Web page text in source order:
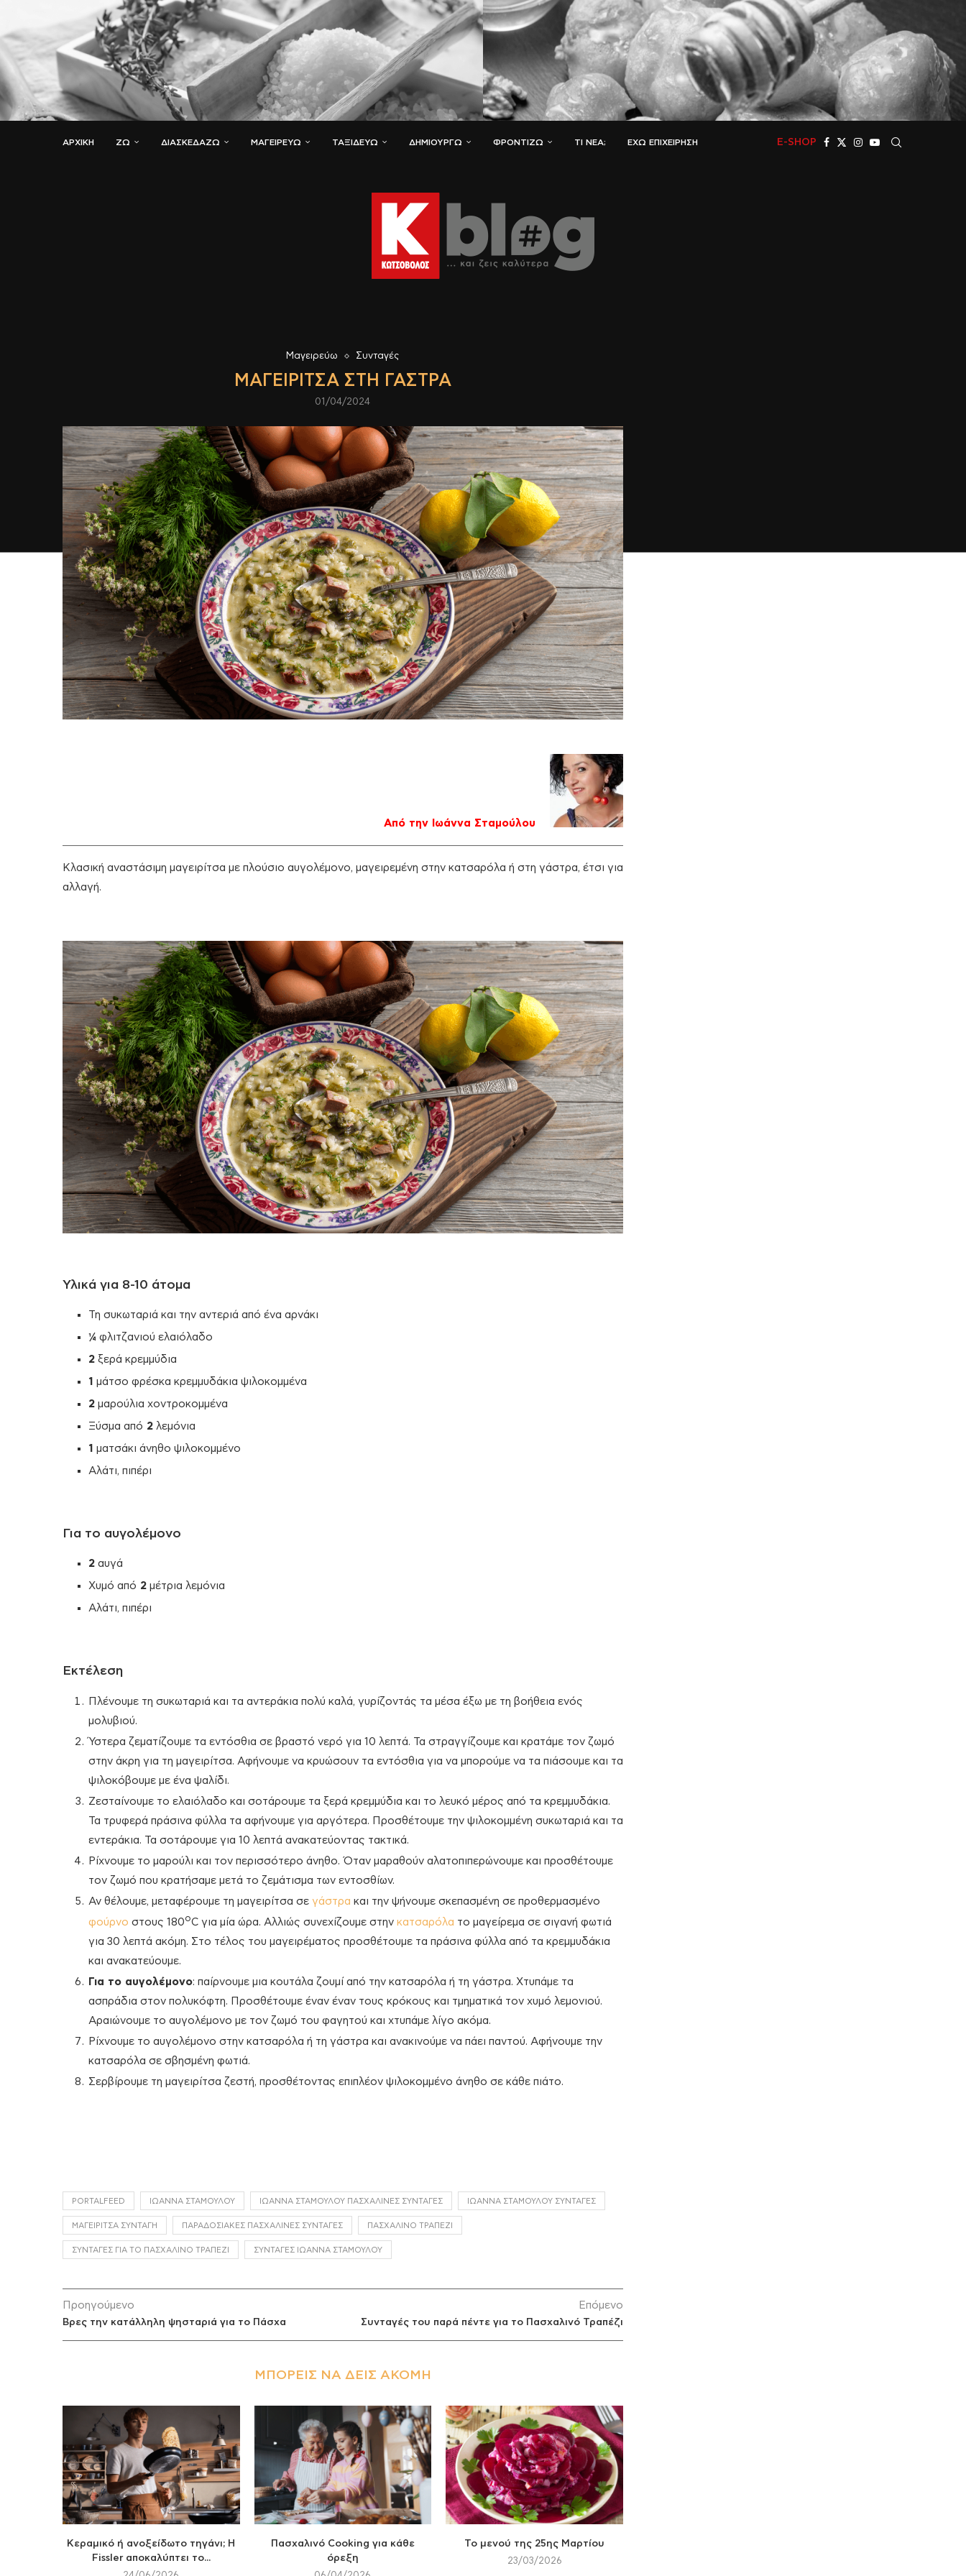
ΑΡΧΙΚΗ ΖΏ ΔΙΑΣΚΕΔΆΖΩ ΜΑΓΕΙΡΕΎΩ ΤΑΞΙΔΕΎΩ ΔΗΜΙΟΥΡΓΏ ΦΡΟΝΤΊΖΩ ΤΙ ΝΈΑ; ΈΧΩ ΕΠΙΧΕΊΡΗΣΗ E-SHOP
Μαγειρεύω Συνταγές
ΜΑΓΕΙΡΊΤΣΑ ΣΤΗ ΓΆΣΤΡΑ
01/04/2024
Από την Ιωάννα Σταμούλου
Κλασική αναστάσιμη μαγειρίτσα με πλούσιο αυγολέμονο, μαγειρεμένη στην κατσαρόλα ή στη γάστρα, έτσι για
αλλαγή.
Υλικά για 8-10 άτομα
Τη συκωταριά και την αντεριά από ένα αρνάκι
¼ φλιτζανιού ελαιόλαδο
2 ξερά κρεμμύδια
1 μάτσο φρέσκα κρεμμυδάκια ψιλοκομμένα
2 μαρούλια χοντροκομμένα
Ξύσμα από 2 λεμόνια
1 ματσάκι άνηθο ψιλοκομμένο
Αλάτι, πιπέρι
Για το αυγολέμονο
2 αυγά
Χυμό από 2 μέτρια λεμόνια
Αλάτι, πιπέρι
Εκτέλεση
Πλένουμε τη συκωταριά και τα αντεράκια πολύ καλά, γυρίζοντάς τα μέσα έξω με τη βοήθεια ενός
μολυβιού.
Ύστερα ζεματίζουμε τα εντόσθια σε βραστό νερό για 10 λεπτά. Τα στραγγίζουμε και κρατάμε τον ζωμό
στην άκρη για τη μαγειρίτσα. Αφήνουμε να κρυώσουν τα εντόσθια για να μπορούμε να τα πιάσουμε και τα
ψιλοκόβουμε με ένα ψαλίδι.
Ζεσταίνουμε το ελαιόλαδο και σοτάρουμε τα ξερά κρεμμύδια και το λευκό μέρος από τα κρεμμυδάκια.
Τα τρυφερά πράσινα φύλλα τα αφήνουμε για αργότερα. Προσθέτουμε την ψιλοκομμένη συκωταριά και τα
εντεράκια. Τα σοτάρουμε για 10 λεπτά ανακατεύοντας τακτικά.
Ρίχνουμε το μαρούλι και τον περισσότερο άνηθο. Όταν μαραθούν αλατοπιπερώνουμε και προσθέτουμε
τον ζωμό που κρατήσαμε μετά το ζεμάτισμα των εντοσθίων.
Αν θέλουμε, μεταφέρουμε τη μαγειρίτσα σε γάστρα και την ψήνουμε σκεπασμένη σε προθερμασμένο
φούρνο στους 180οC για μία ώρα. Αλλιώς συνεχίζουμε στην κατσαρόλα το μαγείρεμα σε σιγανή φωτιά
για 30 λεπτά ακόμη. Στο τέλος του μαγειρέματος προσθέτουμε τα πράσινα φύλλα από τα κρεμμυδάκια
και ανακατεύουμε.
Για το αυγολέμονο: παίρνουμε μια κουτάλα ζουμί από την κατσαρόλα ή τη γάστρα. Χτυπάμε τα
ασπράδια στον πολυκόφτη. Προσθέτουμε έναν έναν τους κρόκους και τμηματικά τον χυμό λεμονιού.
Αραιώνουμε το αυγολέμονο με τον ζωμό του φαγητού και χτυπάμε λίγο ακόμα.
Ρίχνουμε το αυγολέμονο στην κατσαρόλα ή τη γάστρα και ανακινούμε να πάει παντού. Αφήνουμε την
κατσαρόλα σε σβησμένη φωτιά.
Σερβίρουμε τη μαγειρίτσα ζεστή, προσθέτοντας επιπλέον ψιλοκομμένο άνηθο σε κάθε πιάτο.
PORTALFEED ΙΩΆΝΝΑ ΣΤΑΜΟΎΛΟΥ ΙΩΆΝΝΑ ΣΤΑΜΟΎΛΟΥ ΠΑΣΧΑΛΙΝΈΣ ΣΥΝΤΑΓΈΣ ΙΩΆΝΝΑ ΣΤΑΜΟΎΛΟΥ ΣΥΝΤΑΓΈΣ
ΜΑΓΕΙΡΊΤΣΑ ΣΥΝΤΑΓΉ ΠΑΡΑΔΟΣΙΑΚΈΣ ΠΑΣΧΑΛΙΝΈΣ ΣΥΝΤΑΓΈΣ ΠΑΣΧΑΛΙΝΌ ΤΡΑΠΈΖΙ
ΣΥΝΤΑΓΈΣ ΓΙΑ ΤΟ ΠΑΣΧΑΛΙΝΌ ΤΡΑΠΈΖΙ ΣΥΝΤΑΓΈΣ ΙΩΆΝΝΑ ΣΤΑΜΟΎΛΟΥ
Προηγούμενο
Βρες την κατάλληλη ψησταριά για το Πάσχα
Επόμενο
Συνταγές του παρά πέντε για το Πασχαλινό Τραπέζι
ΜΠΟΡΕΊΣ ΝΑ ΔΕΙΣ ΑΚΌΜΗ
Κεραμικό ή ανοξείδωτο τηγάνι; Η
Fissler αποκαλύπτει το...
Πασχαλινό Cooking για κάθε
όρεξη
Το μενού της 25ης Μαρτίου
23/03/2026